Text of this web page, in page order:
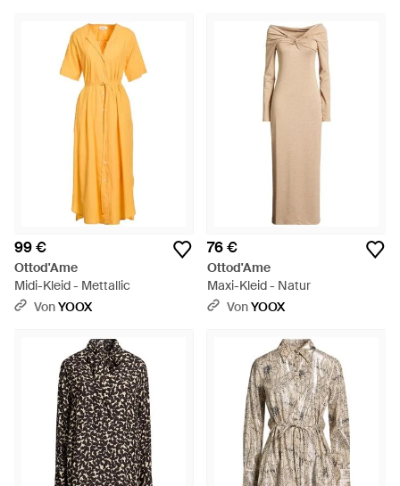
99 €
Ottod'Ame
Midi-Kleid - Mettallic
VonYOOX
76 €
Ottod'Ame
Maxi-Kleid - Natur
VonYOOX